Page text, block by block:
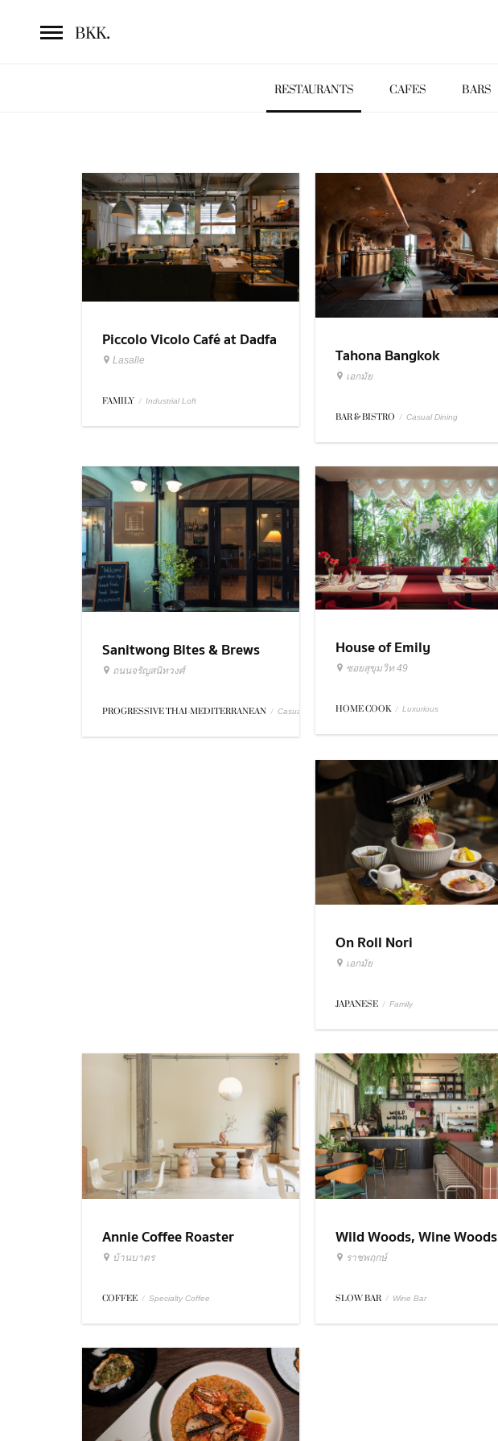
BKK.
RESTAURANTS CAFES BARS
Piccolo Vicolo Café at Dadfa
Lasalle
Lasalle
FAMILY / Industrial Loft
Tahona Bangkok
เอกมัย
BAR & BISTRO / Casual Dining
Sanitwong Bites & Brews
ถนนจรัญสนิทวงศ์
PROGRESSIVE THAI-MEDITERRANEAN / Casual Dining
House of Emily
ซอยสุขุมวิท 49
HOME COOK / Luxurious
On Roll Nori
เอกมัย
JAPANESE / Family
Annie Coffee Roaster
บ้านบาตร
COFFEE / Specialty Coffee
Wild Woods, Wine Woods
ราชพฤกษ์
SLOW BAR / Wine Bar